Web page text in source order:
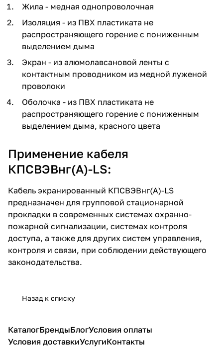
Жила - медная однопроволочная
Изоляция - из ПВХ пластиката не
распространяющего горение с пониженным
выделением дыма
Экран - из алюмолавсановой ленты с
контактным проводником из медной луженой
проволоки
Оболочка - из ПВХ пластиката не
распространяющего горение с пониженным
выделением дыма, красного цвета
Применение кабеля
КПСВЭВнг(А)-LS:
Кабель экранированный КПСВЭВнг(А)-LS
предназначен для групповой стационарной
прокладки в современных системах охранно-
пожарной сигнализации, системах контроля
доступа, а также для других систем управления,
контроля и связи, при соблюдении действующего
законодательства.
Назад к списку
КаталогБрендыБлогУсловия оплаты
Условия доставкиУслугиКонтакты